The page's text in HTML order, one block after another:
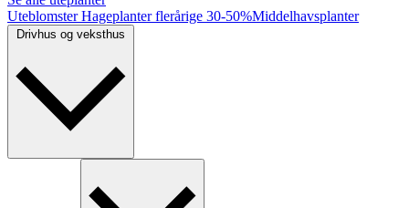
UteblomsterHageplanter flerårige 30-50%Middelhavsplanter